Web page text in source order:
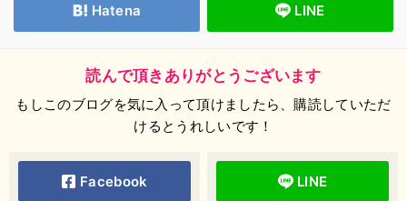
Hatena LINE
読んで頂きありがとうございます
もしこのブログを気に入って頂けましたら、購読していただ
けるとうれしいです！
Facebook LINE